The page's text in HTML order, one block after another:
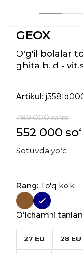
GEOX
O'g'il bolalar
ghita b. d -
Artikul:
789 000 soʻm
552 000
Sotuvda yoʻq
Rang: To'q ko'k
Oʻlchamni
27 EU 28 EU